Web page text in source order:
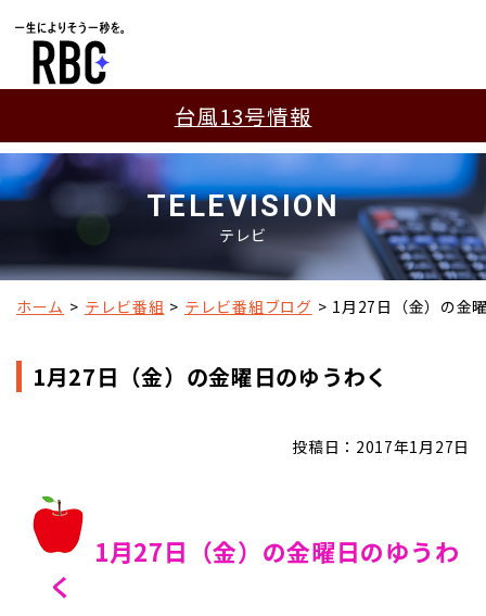
台風13号情報
TELEVISION
テレビ
ホーム テレビ番組 テレビ番組ブログ 1月27日（金）の金
1月27日（金）の金曜日のゆうわく
投稿日：2017年1月27日
1月27日（金）の金曜日のゆうわ
く